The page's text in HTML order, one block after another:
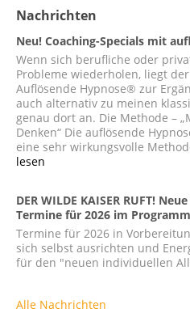
Nachrichten
Neu! Coaching-Specials mit
Wenn sich berufliche oder
Probleme wiederholen, liegt
Auflösende Hypnose® zur
auch alternativ zu meinen
genau dort an. Die Methode –
Denken“ Die auflösende
eine sehr wirkungsvolle
lesen
DER WILDE KAISER RUFT!
Termine für 2026 im Programm
Termine für 2026 in
sich selbst ausrichten und
für den "neuen individuellen
Alle Nachrichten